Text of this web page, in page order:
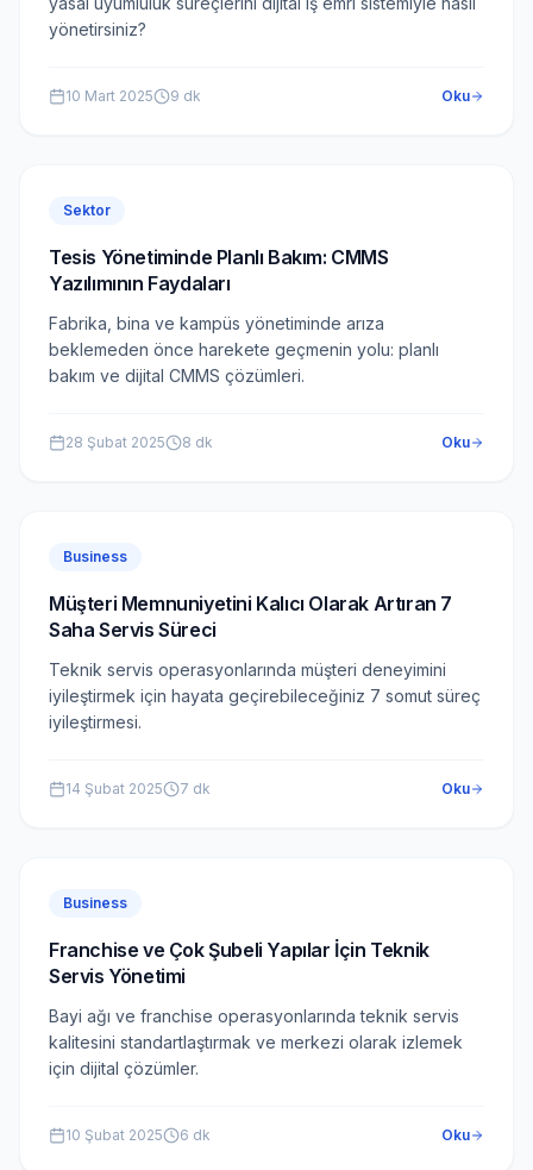
yönetirsiniz?
10 Mart 2025 9 dk Oku
Sektor
Tesis Yönetiminde Planlı Bakım: CMMS
Yazılımının Faydaları
Fabrika, bina ve kampüs yönetiminde arıza
beklemeden önce harekete geçmenin yolu: planlı
bakım ve dijital CMMS çözümleri.
28 Şubat 2025 8 dk Oku
Business
Müşteri Memnuniyetini Kalıcı Olarak Artıran 7
Saha Servis Süreci
Teknik servis operasyonlarında müşteri deneyimini
iyileştirmek için hayata geçirebileceğiniz 7 somut süreç
iyileştirmesi.
14 Şubat 2025 7 dk Oku
Business
Franchise ve Çok Şubeli Yapılar İçin Teknik
Servis Yönetimi
Bayi ağı ve franchise operasyonlarında teknik servis
kalitesini standartlaştırmak ve merkezi olarak izlemek
için dijital çözümler.
10 Şubat 2025 6 dk Oku